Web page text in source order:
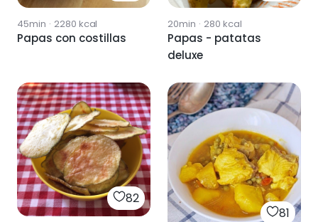
45min · 2280 kcal
Papas con costillas
20min · 280 kcal
Papas - patatas
deluxe
82
81